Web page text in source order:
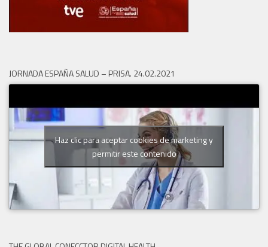
JORNADA ESPAÑA SALUD – PRISA. 24.02.2021
Haz clic para aceptar cookies de marketing y
permitir este contenido